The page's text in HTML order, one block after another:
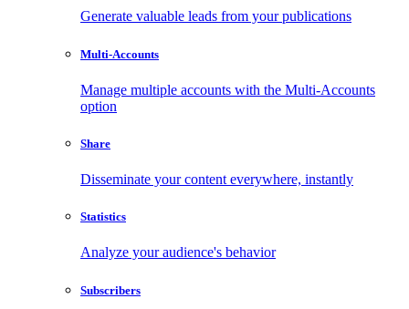
Generate valuable leads from your publications
Multi-Accounts
Manage multiple accounts with the Multi-Accounts
option
Share
Disseminate your content everywhere, instantly
Statistics
Analyze your audience's behavior
Subscribers